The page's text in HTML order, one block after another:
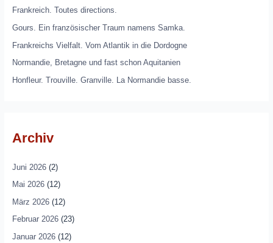
Frankreich. Toutes directions.
Gours. Ein französischer Traum namens Samka.
Frankreichs Vielfalt. Vom Atlantik in die Dordogne
Normandie, Bretagne und fast schon Aquitanien
Honfleur. Trouville. Granville. La Normandie basse.
Archiv
Juni 2026(2)
Mai 2026(12)
März 2026(12)
Februar 2026(23)
Januar 2026(12)